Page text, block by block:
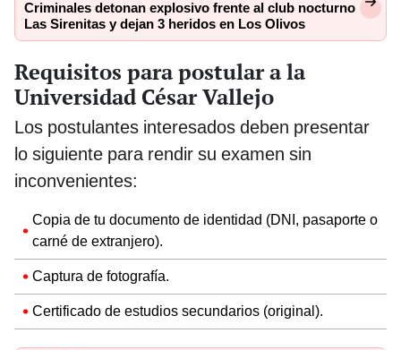
Criminales detonan explosivo frente al club nocturno
Las Sirenitas y dejan 3 heridos en Los Olivos
Requisitos para postular a la
Universidad César Vallejo
Los postulantes interesados deben presentar
lo siguiente para rendir su examen sin
inconvenientes:
Copia de tu documento de identidad (DNI, pasaporte o
carné de extranjero).
Captura de fotografía.
Certificado de estudios secundarios (original).